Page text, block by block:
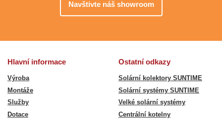
Navštivte náš showroom
Hlavní informace
Výroba
Montáže
Služby
Dotace
Ostatní odkazy
Solární kolektory SUNTIME
Solární systémy SUNTIME
Velké solární systémy
Centrální kotelny